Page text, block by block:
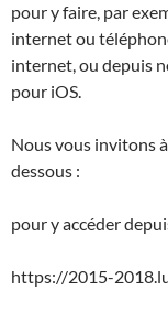
pour y faire, par
internet ou
internet, ou depuis
pour iOS.
Nous vous invitons
dessous :
pour y accéder
https://2015-